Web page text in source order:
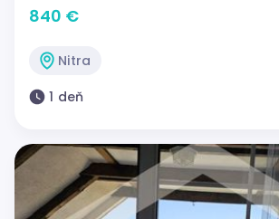
840 €
Nitra
1 deň